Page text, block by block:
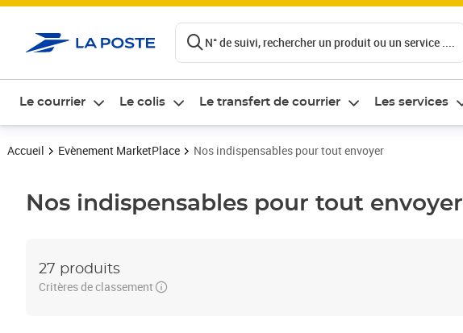
N° de suivi, rechercher un produit ou un service ....
Le courrier Le colis Le transfert de courrier Les services
Accueil Evènement MarketPlace Nos indispensables pour tout envoyer
Nos indispensables pour tout envoyer
27 produits
Critères de classement